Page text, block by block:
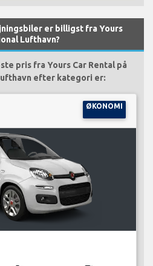
er billigst fra Yours
Lufthavn?
pris fra Yours Car Rental på
efter kategori er:
ØKONOMI